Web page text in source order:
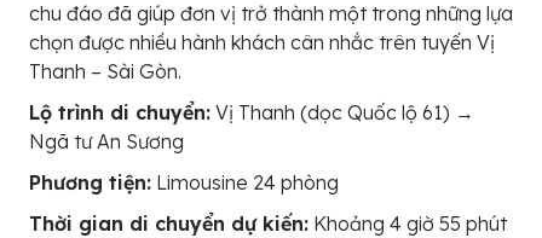
chu đáo đã giúp đơn vị trở thành một trong những lựa
chọn được nhiều hành khách cân nhắc trên tuyến Vị
Thanh – Sài Gòn.
Lộ trình di chuyển: Vị Thanh (dọc Quốc lộ 61) →
Ngã tư An Sương
Phương tiện: Limousine 24 phòng
Thời gian di chuyển dự kiến: Khoảng 4 giờ 55 phút